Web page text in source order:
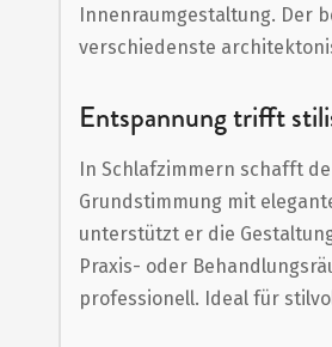
Innenraumgestaltung. Der
verschiedenste
Entspannung trifft
In Schlafzimmern schafft
Grundstimmung mit
unterstützt er die
Praxis- oder
professionell. Ideal für